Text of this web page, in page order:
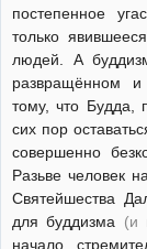
постепенное
только
людей. А
развращённом
тому, что Будда,
сих пор
совершенно
Разьве человек
Святейшества
для буддизма (и
начало